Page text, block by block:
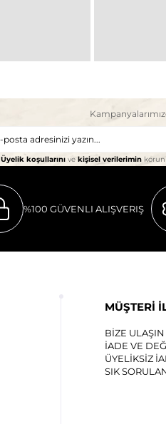
Üyelik koşullarını ve kişisel verilerimin
%100 GÜVENLI ALIŞVERIŞ
MÜŞTERİ
BİZE ULAŞIN
İADE VE
ÜYELİKSİZ
SIK